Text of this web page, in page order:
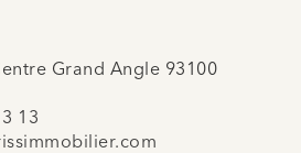
Grand Angle 93100
13